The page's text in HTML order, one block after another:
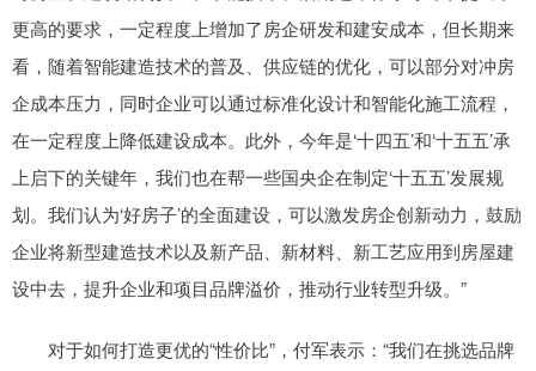
更高的要求，一定程度上增加了房企研发和建安成本，但长期来
看，随着智能建造技术的普及、供应链的优化，可以部分对冲房
企成本压力，同时企业可以通过标准化设计和智能化施工流程，
在一定程度上降低建设成本。此外，今年是‘十四五’和‘十五五’承
上启下的关键年，我们也在帮一些国央企在制定‘十五五’发展规
划。我们认为‘好房子’的全面建设，可以激发房企创新动力，鼓励
企业将新型建造技术以及新产品、新材料、新工艺应用到房屋建
设中去，提升企业和项目品牌溢价，推动行业转型升级。”
对于如何打造更优的“性价比”，付军表示：“我们在挑选品牌